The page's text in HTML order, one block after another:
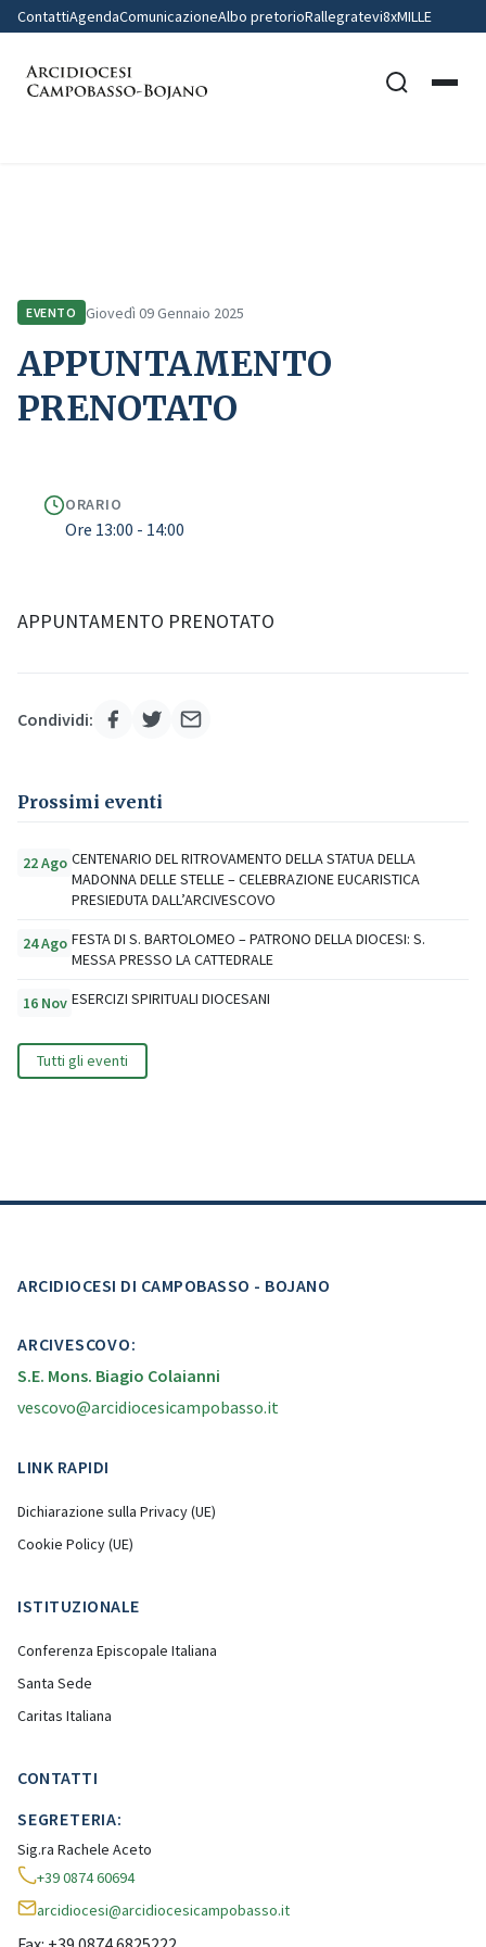
ContattiAgendaComunicazioneAlbo pretorioRallegratevi8xMILLE
EVENTO Giovedì 09 Gennaio 2025
APPUNTAMENTO
PRENOTATO
ORARIO
Ore 13:00 - 14:00
APPUNTAMENTO PRENOTATO
Condividi:
Prossimi eventi
22 Ago CENTENARIO DEL RITROVAMENTO DELLA STATUA DELLA
MADONNA DELLE STELLE – CELEBRAZIONE EUCARISTICA
PRESIEDUTA DALL’ARCIVESCOVO
24 Ago FESTA DI S. BARTOLOMEO – PATRONO DELLA DIOCESI: S.
MESSA PRESSO LA CATTEDRALE
16 Nov ESERCIZI SPIRITUALI DIOCESANI
Tutti gli eventi
ARCIDIOCESI DI CAMPOBASSO - BOJANO
ARCIVESCOVO:
S.E. Mons. Biagio Colaianni
vescovo@arcidiocesicampobasso.it
LINK RAPIDI
Dichiarazione sulla Privacy (UE)
Cookie Policy (UE)
ISTITUZIONALE
Conferenza Episcopale Italiana
Santa Sede
Caritas Italiana
CONTATTI
SEGRETERIA:
Sig.ra Rachele Aceto
+39 0874 60694
arcidiocesi@arcidiocesicampobasso.it